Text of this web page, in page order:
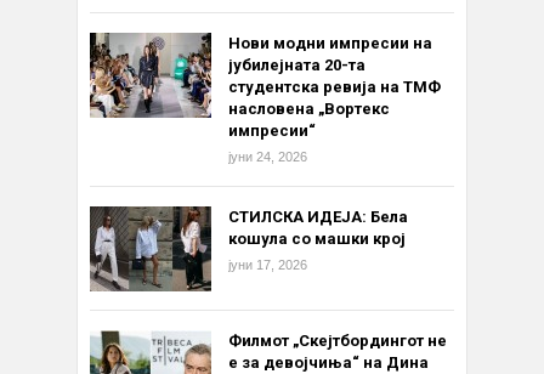
Нови модни импресии на
јубилејната 20-та
студентска ревија на ТМФ
насловена „Вортекс
импресии“
јуни 24, 2026
СТИЛСКА ИДЕЈА: Бела
кошула со машки крој
јуни 17, 2026
Филмот „Скејтбордингот не
е за девојчиња“ на Дина